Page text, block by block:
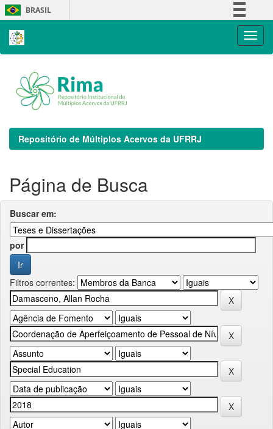
Skip
navigation
BRASIL
Repositório de Múltiplos Acervos da UFRRJ
Página de Busca
Buscar em:
por
Filtros correntes: